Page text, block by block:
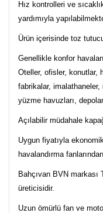
Hız kontrolleri ve
yardımıyla
Ürün içerisinde toz
Genellikle konfor
Oteller, ofisler, konutlar,
fabrikalar,
yüzme havuzları,
Açılabilir müdahale
Uygun fiyatıyla
havalandırma
Bahçıvan BVN
üreticisidir.
Uzun ömürlü fan ve